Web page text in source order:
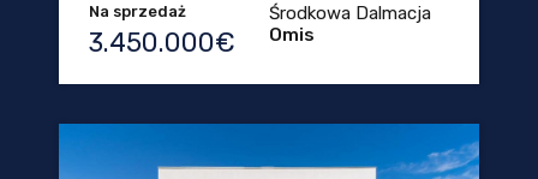
Na sprzedaż
3.450.000€
Środkowa Dalmacja
Omis